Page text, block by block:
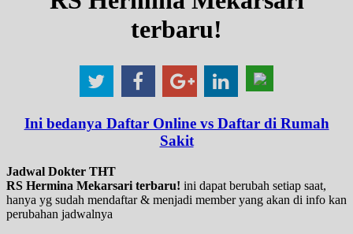
terbaru!
Ini bedanya Daftar Online vs Daftar di Rumah
Sakit
Jadwal Dokter THT
RS Hermina Mekarsari terbaru! ini dapat berubah setiap saat,
hanya yg sudah mendaftar & menjadi member yang akan di info kan
perubahan jadwalnya